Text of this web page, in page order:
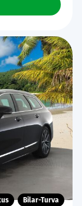
Bilar-Turva